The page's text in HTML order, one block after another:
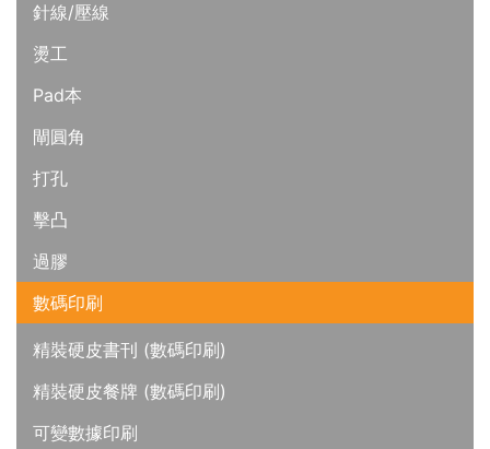
針線/壓線
燙工
Pad本
閘圓角
打孔
擊凸
過膠
數碼印刷
精裝硬皮書刊 (數碼印刷)
精裝硬皮餐牌 (數碼印刷)
可變數據印刷